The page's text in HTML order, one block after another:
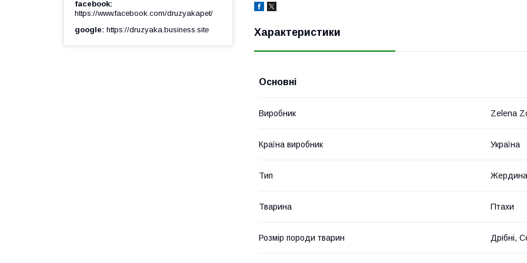
Характеристики
Основні
Виробник Zelena
Країна виробник Україна
Тип Жердина
Тварина Птахи
Розмір породи тварин Дрібні,
facebook
https://www.facebook.com/druzyakapet/
google https://druzyaka.business.site